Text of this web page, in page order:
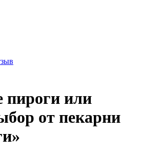
пироги или
от пекарни